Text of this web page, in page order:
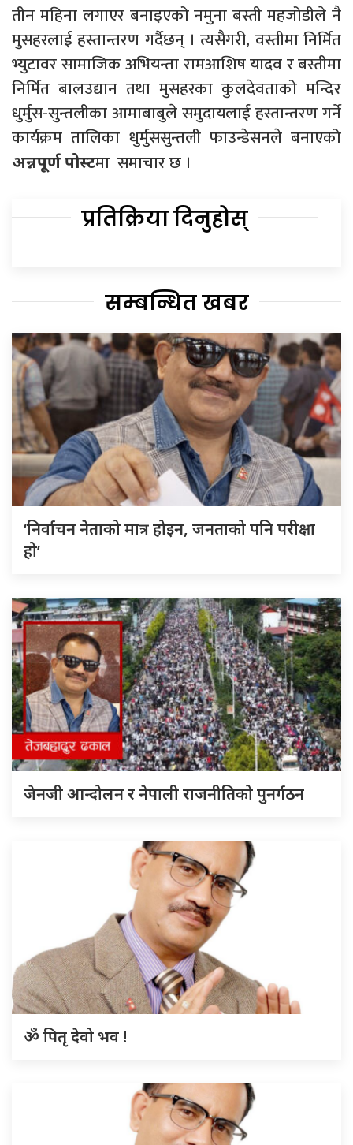
तीन महिना लगाएर बनाइएको नमुना बस्ती महजोडीले नै
मुसहरलाई हस्तान्तरण गर्दैछन् । त्यसैगरी, वस्तीमा निर्मित
भ्युटावर सामाजिक अभियन्ता रामआशिष यादव र बस्तीमा
निर्मित बालउद्यान तथा मुसहरका कुलदेवताको मन्दिर
धुर्मुस-सुन्तलीका आमाबाबुले समुदायलाई हस्तान्तरण गर्ने
कार्यक्रम तालिका धुर्मुससुन्तली फाउन्डेसनले बनाएको
अन्नपूर्ण पोस्टमा समाचार छ ।
प्रतिक्रिया दिनुहोस्
सम्बन्धित खबर
‘निर्वाचन नेताको मात्र होइन, जनताको पनि परीक्षा
हो’
जेनजी आन्दोलन र नेपाली राजनीतिको पुनर्गठन
ॐ पितृ देवो भव !